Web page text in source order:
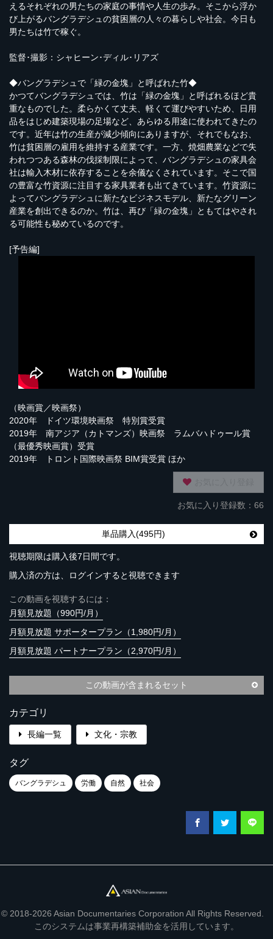
えるそれぞれの男たちの家庭の事情や人生の歩み。そこから浮か
び上がるバングラデシュの貧困層の人々の暮らしや社会。今日も
男たちは竹で稼ぐ。
監督･撮影：シャヒーン･ディル･リアズ
◆バングラデシュで「緑の金塊」と呼ばれた竹◆
かつてバングラデシュでは、竹は「緑の金塊」と呼ばれるほど貴
重なものでした。柔らかくて丈夫、軽くて運びやすいため、日用
品をはじめ建築現場の足場など、あらゆる用途に使われてきたの
です。近年は竹の生産が減少傾向にありますが、それでもなお、
竹は貧困層の雇用を維持する産業です。一方、焼畑農業などで失
われつつある森林の伐採制限によって、バングラデシュの家具会
社は輸入木材に依存することを余儀なくされています。そこで国
の豊富な竹資源に注目する家具業者も出てきています。竹資源に
よってバングラデシュに新たなビジネスモデル、新たなグリーン
産業を創出できるのか。竹は、再び「緑の金塊」ともてはやされ
る可能性も秘めているのです。
[予告編]
（映画賞／映画祭）
2020年 ドイツ環境映画祭 特別賞受賞
2019年 南アジア（カトマンズ）映画祭 ラムバハドゥール賞
（最優秀映画賞）受賞
2019年 トロント国際映画祭 BIM賞受賞 ほか
お気に入り登録数：66
単品購入(495円)
視聴期限は購入後7日間です。
購入済の方は、ログインすると視聴できます
この動画を視聴するには：
月額見放題（990円/月）
月額見放題 サポータープラン（1,980円/月）
月額見放題 パートナープラン（2,970円/月）
この動画が含まれるセット
カテゴリ
長編一覧 文化・宗教
タグ
バングラデシュ 労働 自然 社会
© 2018-2026 Asian Documentaries Corporation All Rights Reserved.
このシステムは事業再構築補助金を活用しています。